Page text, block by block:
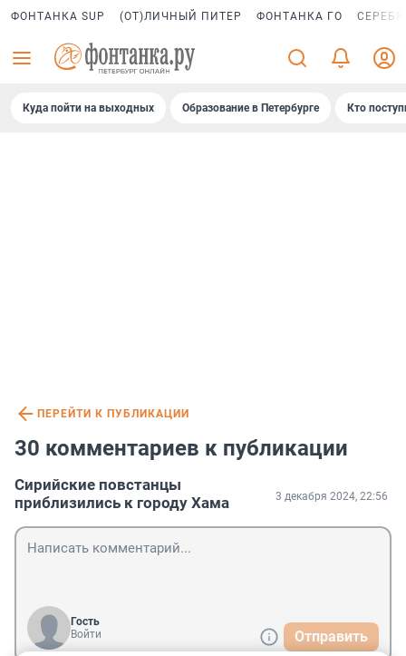
ФОНТАНКА SUP (ОТ)ЛИЧНЫЙ ПИТЕР ФОНТАНКА ГО
Куда пойти на выходных Образование в Петербурге Кто
ПЕРЕЙТИ К ПУБЛИКАЦИИ
30 комментариев к публикации
Сирийские повстанцы
приблизились к городу Хама
3 декабря 2024, 22:56
Гость
Войти
Отправить